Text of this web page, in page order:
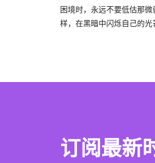
困境时，永远不要低估那
样，在黑暗中闪烁自己的光
订阅最新